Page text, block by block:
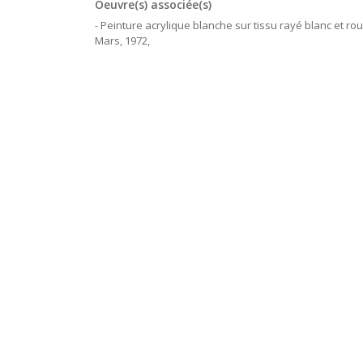
Oeuvre(s) associée(s)
- Peinture acrylique blanche sur tissu rayé blanc et
Mars, 1972,